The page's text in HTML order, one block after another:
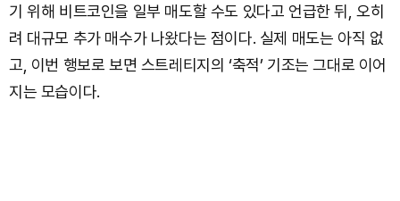
기 위해 비트코인을 일부 매도할 수도 있다고 언급한 뒤, 오히
려 대규모 추가 매수가 나왔다는 점이다. 실제 매도는 아직 없
고, 이번 행보로 보면 스트레티지의 ‘축적’ 기조는 그대로 이어
지는 모습이다.